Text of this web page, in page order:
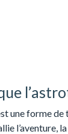
une forme
l’aventure,